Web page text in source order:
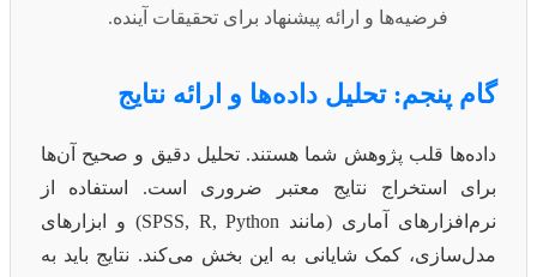
فرضیه‌ها و ارائه پیشنهاد برای تحقیقات آینده.
گام پنجم: تحلیل داده‌ها و ارائه نتایج
داده‌ها قلب پژوهش شما هستند. تحلیل دقیق و صحیح آن‌ها
برای استخراج نتایج معتبر ضروری است. استفاده از
نرم‌افزارهای آماری (مانند SPSS, R, Python) و ابزارهای
مدل‌سازی، کمک شایانی به این بخش می‌کند. نتایج باید به